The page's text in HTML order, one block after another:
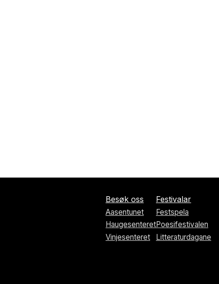
Besøk oss
Aasentunet
Haugesenteret
Vinjesenteret
Festivalar
Festspela
Poesifestivalen
Litteraturdagane